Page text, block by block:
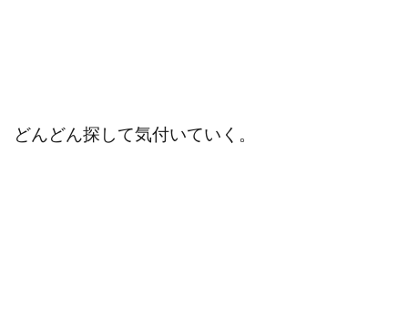
どんどん探して気付いていく。